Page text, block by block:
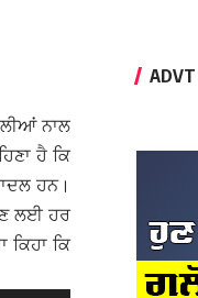
ਨਾਲ
ਹੈ ਕਿ
ਹਨ।
ਲਈ ਹਰ
ਕਿ
ADVT